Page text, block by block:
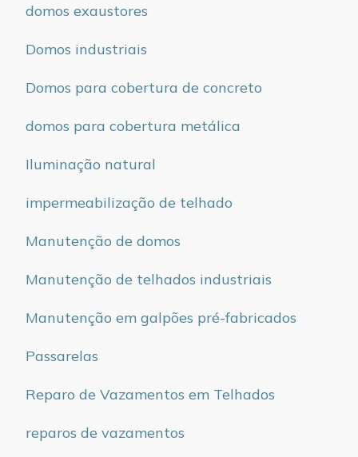
domos exaustores
Domos industriais
Domos para cobertura de concreto
domos para cobertura metálica
Iluminação natural
impermeabilização de telhado
Manutenção de domos
Manutenção de telhados industriais
Manutenção em galpões pré-fabricados
Passarelas
Reparo de Vazamentos em Telhados
reparos de vazamentos